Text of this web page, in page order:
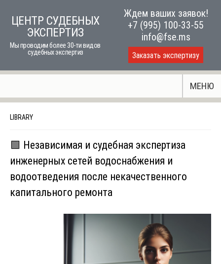
ЦЕНТР СУДЕБНЫХ
ЭКСПЕРТИЗ
Мы проводим более 30-ти видов
судебных экспертиз
Ждем ваших заявок!
+7 (995) 100-33-55
info@fse.ms
Заказать экспертизу
МЕНЮ
LIBRARY
🟩 Независимая и судебная экспертиза
инженерных сетей водоснабжения и
водоотведения после некачественного
капитального ремонта